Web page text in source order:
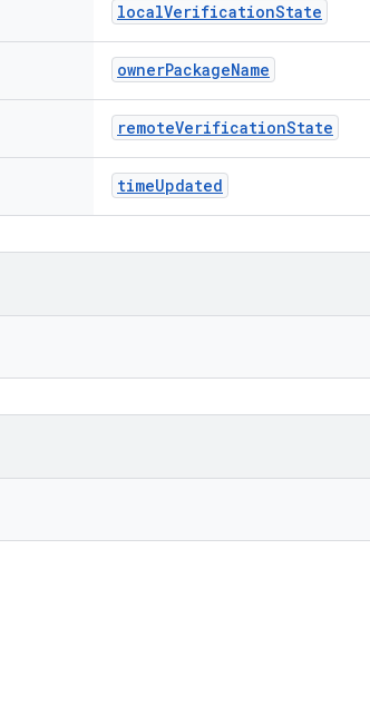
localVerificationState
ownerPackageName
remoteVerificationState
timeUpdated